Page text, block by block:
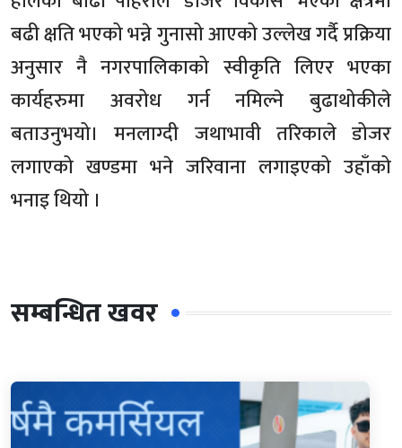
बढी क्षति भएको भन्ने गुनासो आएको उल्लेख गर्दै प्रक्रिया
अनुसार नै नगरपालिकाको स्वीकृति लिएर भएका
कार्यहरुमा अवरोध गर्न नमिल्ने बुढाथोकीले
बताउनुभयो। मनलाग्दी जथाभावी तरिकाले डोजर
लगाएको खण्डमा भने जरिवाना लगाइएको उहाँको
भनाइ थियो ।
सम्बन्धित खवर